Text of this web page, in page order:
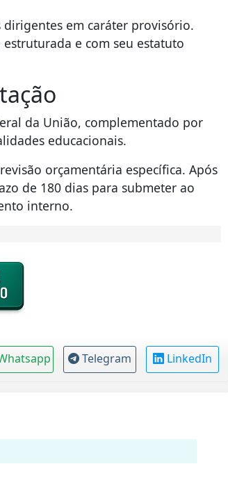
em caráter provisório.
e com seu estatuto
da União, complementado por
educacionais.
orçamentária específica. Após
de 180 dias para submeter ao
interno.
Telegram LinkedIn